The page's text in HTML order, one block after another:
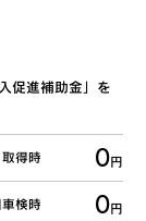
促進補助金」を
取得時 0円
検時 0円